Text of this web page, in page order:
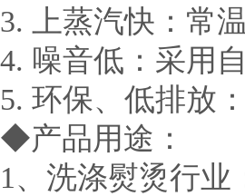
3. 上蒸汽快：常
4. 噪音低：采用
5. 环保、低排放
◆产品用途：
1、洗涤熨烫行